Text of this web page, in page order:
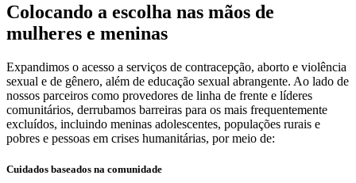
Colocando a escolha nas mãos de
mulheres e meninas
Expandimos o acesso a serviços de contracepção, aborto e violência
sexual e de gênero, além de educação sexual abrangente. Ao lado de
nossos parceiros como provedores de linha de frente e líderes
comunitários, derrubamos barreiras para os mais frequentemente
excluídos, incluindo meninas adolescentes, populações rurais e
pobres e pessoas em crises humanitárias, por meio de:
Cuidados baseados na comunidade